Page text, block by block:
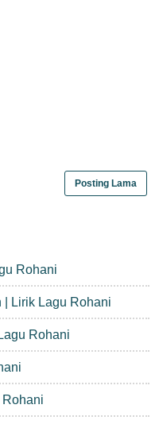
Posting Lama
Rohani
| Lirik Lagu Rohani
Rohani
Rohani